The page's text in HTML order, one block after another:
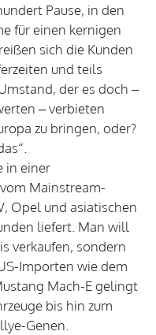
Pause, in den
für einen kernigen
sich die Kunden
und teils
der es doch –
– verbieten
zu bringen, oder?
in einer
Mainstream-
Opel und asiatischen
liefert. Man will
verkaufen, sondern
Importen wie dem
Mach-E gelingt
bis hin zum
Genen.